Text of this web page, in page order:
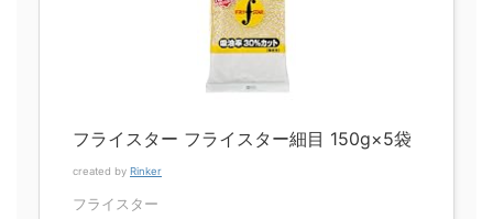
フライスター フライスター細目 150g×5袋
created by Rinker
フライスター